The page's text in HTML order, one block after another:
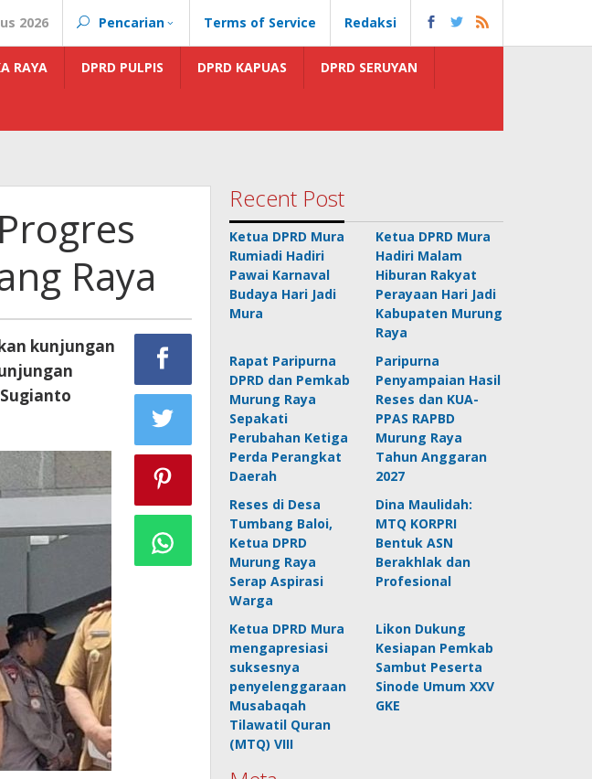
2026 Pencarian Terms of Service Redaksi
RAYA DPRD PULPIS DPRD KAPUAS DPRD SERUYAN
Raya
kunjungan
Recent Post
Ketua DPRD Mura
Rumiadi Hadiri
Pawai Karnaval
Budaya Hari Jadi
Mura
Ketua DPRD Mura
Hadiri Malam
Hiburan Rakyat
Perayaan Hari Jadi
Kabupaten Murung
Raya
Rapat Paripurna
DPRD dan Pemkab
Murung Raya
Sepakati
Perubahan Ketiga
Perda Perangkat
Daerah
Paripurna
Penyampaian Hasil
Reses dan KUA-
PPAS RAPBD
Murung Raya
Tahun Anggaran
2027
Reses di Desa
Tumbang Baloi,
Ketua DPRD
Murung Raya
Serap Aspirasi
Warga
Dina Maulidah:
MTQ KORPRI
Bentuk ASN
Berakhlak dan
Profesional
Ketua DPRD Mura
mengapresiasi
suksesnya
penyelenggaraan
Musabaqah
Tilawatil Quran
(MTQ) VIII
Likon Dukung
Kesiapan Pemkab
Sambut Peserta
Sinode Umum XXV
GKE